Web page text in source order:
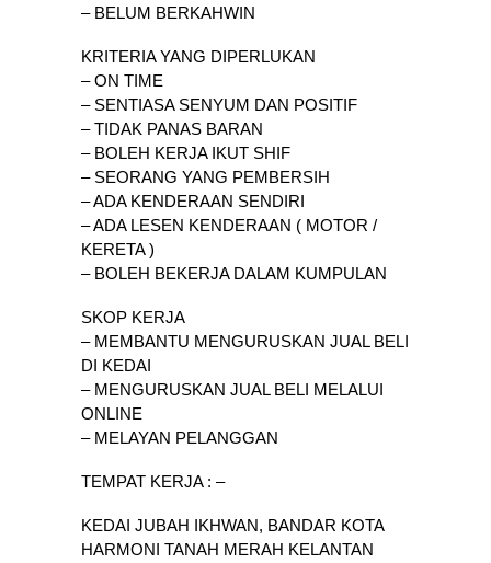
– BELUM BERKAHWIN
KRITERIA YANG DIPERLUKAN
– ON TIME
– SENTIASA SENYUM DAN POSITIF
– TIDAK PANAS BARAN
– BOLEH KERJA IKUT SHIF
– SEORANG YANG PEMBERSIH
– ADA KENDERAAN SENDIRI
– ADA LESEN KENDERAAN ( MOTOR /
KERETA )
– BOLEH BEKERJA DALAM KUMPULAN
SKOP KERJA
– MEMBANTU MENGURUSKAN JUAL BELI
DI KEDAI
– MENGURUSKAN JUAL BELI MELALUI
ONLINE
– MELAYAN PELANGGAN
TEMPAT KERJA : –
KEDAI JUBAH IKHWAN, BANDAR KOTA
HARMONI TANAH MERAH KELANTAN